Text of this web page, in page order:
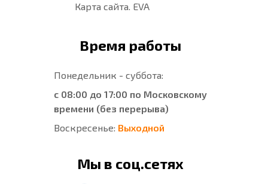
Карта сайта. EVA
Время работы
Понедельник - суббота:
с 08:00 до 17:00 по Московскому
времени (без перерыва)
Воскресенье: Выходной
Мы в соц.сетях